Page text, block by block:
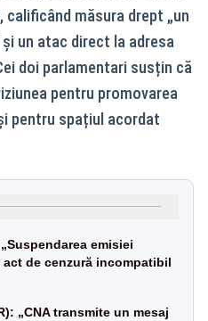
măsura drept „un
un atac direct la adresa
doi parlamentari susțin că
pentru promovarea
pentru spațiul acordat
emisiei
de cenzură incompatibil
„CNA transmite un mesaj